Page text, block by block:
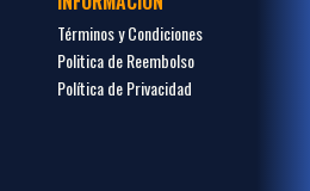
Términos y Condiciones
Politica de Reembolso
Política de Privacidad